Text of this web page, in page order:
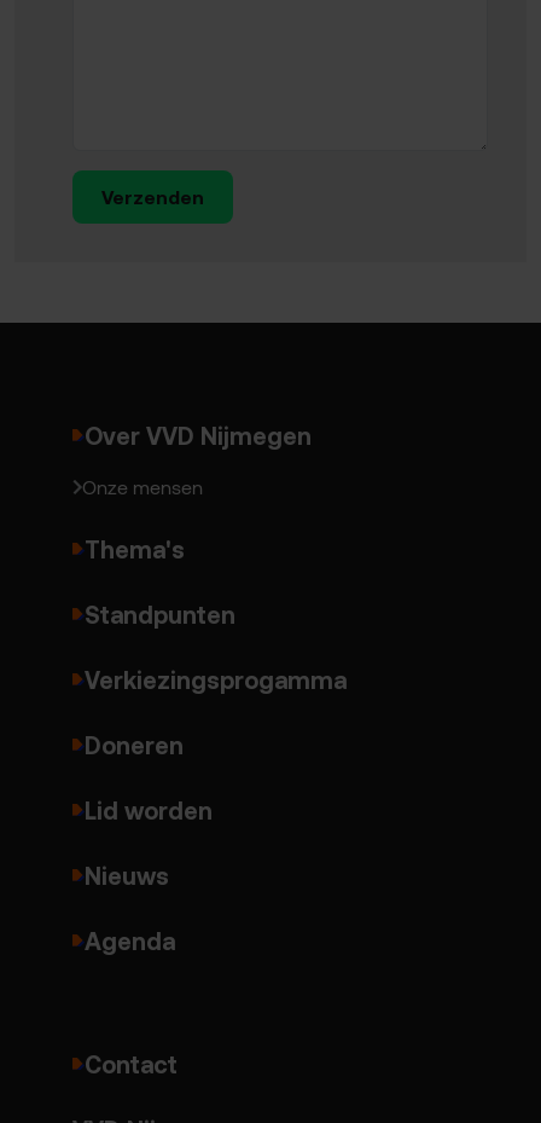
Verzenden
Over VVD Nijmegen
Onze mensen
Thema's
Standpunten
Verkiezingsprogamma
Doneren
Lid worden
Nieuws
Agenda
Contact